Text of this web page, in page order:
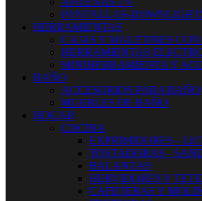
PANTALLAS-
HERRAMIENTAS
CAJAS Y MALETINES
HERRAMIENTAS
MINIHERRAMIENTA Y
BAÑO
ACCESORIOS PARA BAÑO
MUEBLES DE BAÑO
HOGAR
COCINA
EXPRIMIDORES -
TOSTADORAS -
BALANZAS
HERVIDORES Y
CAFETERAS Y